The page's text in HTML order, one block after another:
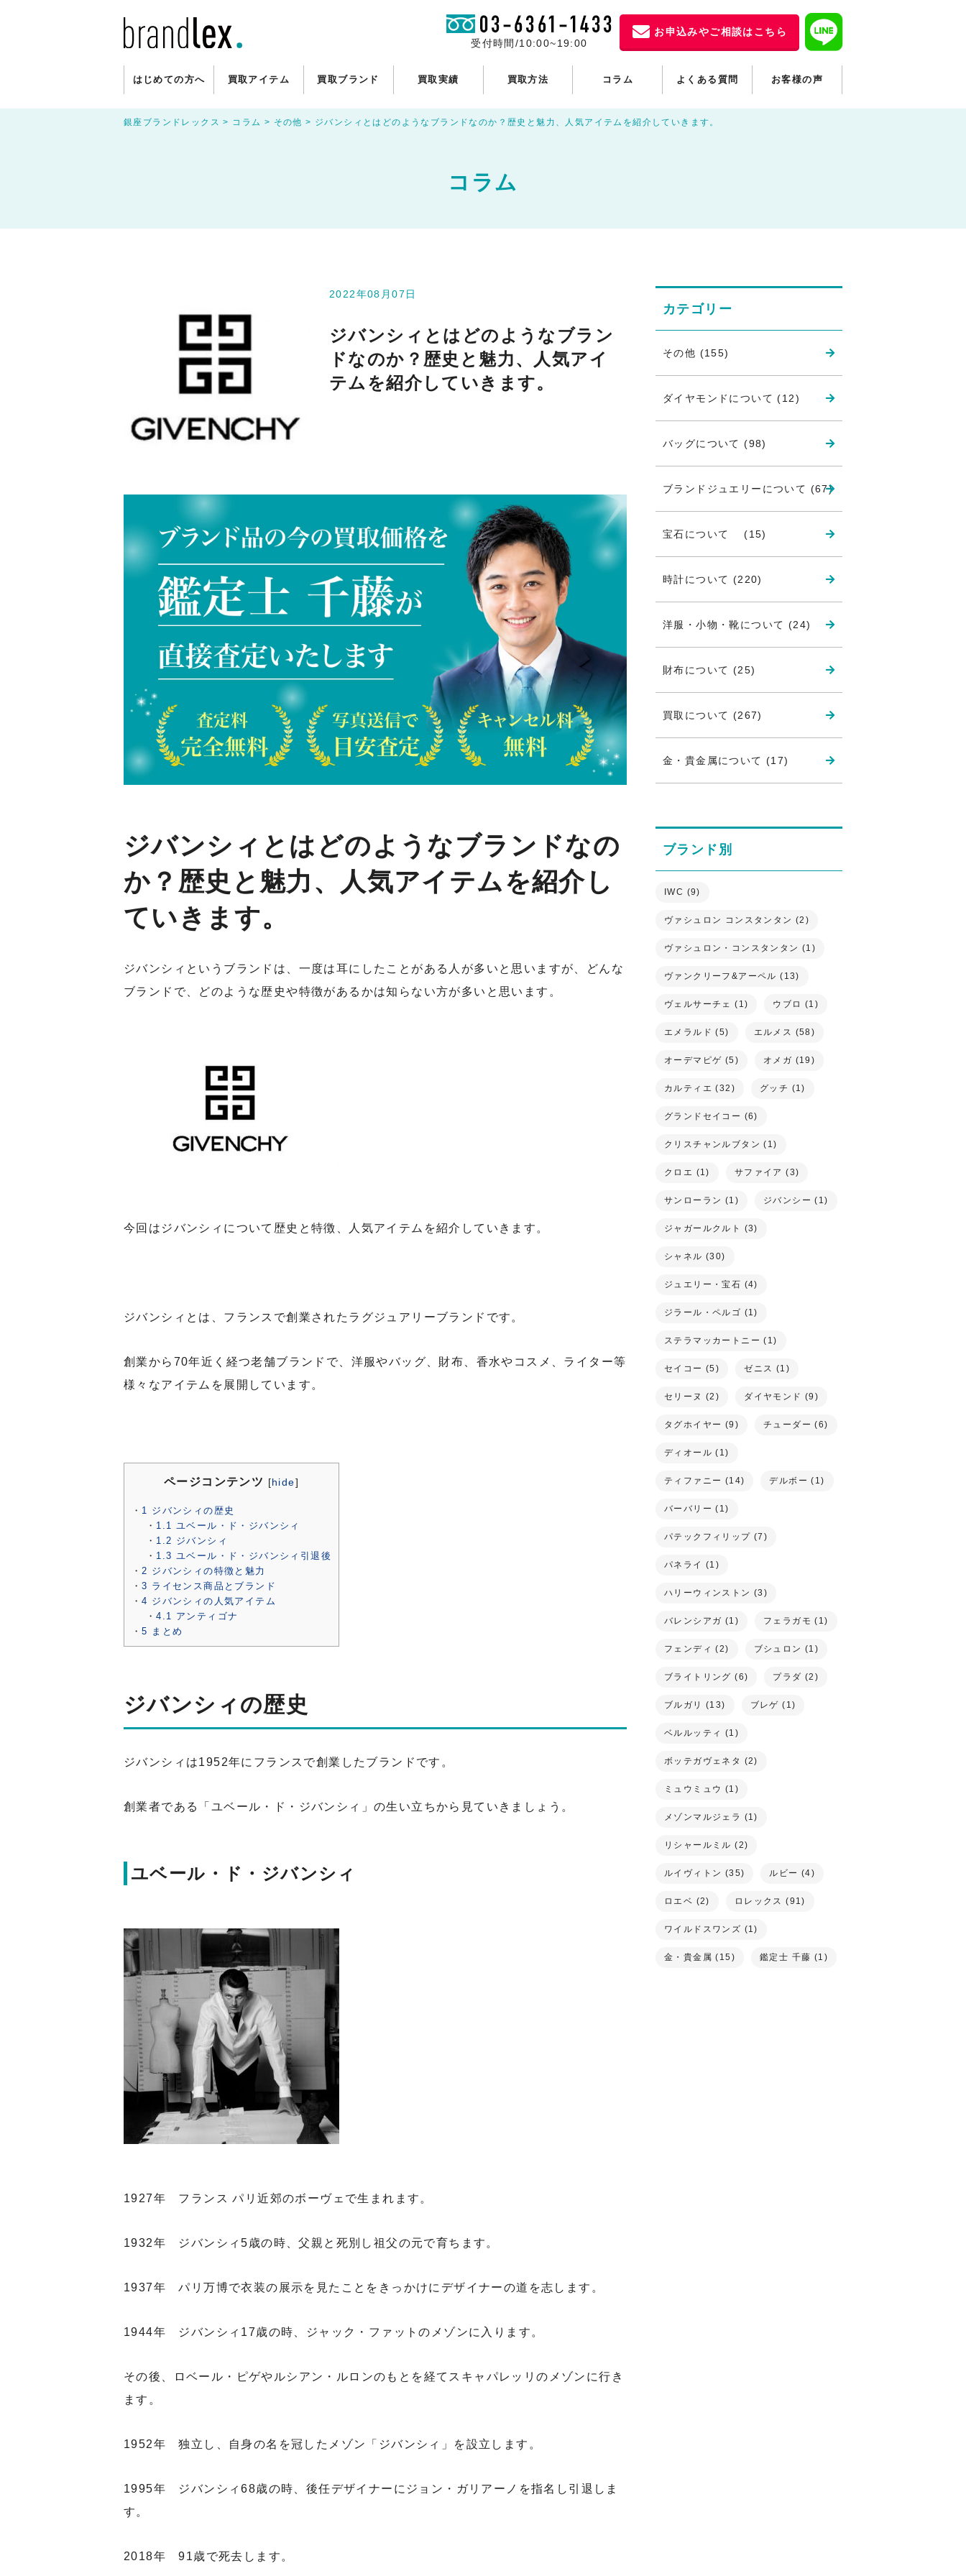
受付時間/10:00~19:00
お申込みやご相談はこちら
はじめての方へ 買取アイテム 買取ブランド 買取実績 買取方法 コラム よくある質問 お客様の声
銀座ブランドレックス > コラム > その他 > ジバンシィとはどのようなブランドなのか？歴史と魅力、人気アイテムを紹介していきます。
コラム
2022年08月07日
ジバンシィとはどのようなブラン
ドなのか？歴史と魅力、人気アイ
テムを紹介していきます。
ジバンシィとはどのようなブランドなの
か？歴史と魅力、人気アイテムを紹介し
ていきます。
ジバンシィというブランドは、一度は耳にしたことがある人が多いと思いますが、どんな
ブランドで、どのような歴史や特徴があるかは知らない方が多いと思います。
今回はジバンシィについて歴史と特徴、人気アイテムを紹介していきます。
ジバンシィとは、フランスで創業されたラグジュアリーブランドです。
創業から70年近く経つ老舗ブランドで、洋服やバッグ、財布、香水やコスメ、ライター等
様々なアイテムを展開しています。
ページコンテンツ [hide]
1 ジバンシィの歴史
1.1 ユベール・ド・ジバンシィ
1.2 ジバンシィ
1.3 ユベール・ド・ジバンシィ引退後
2 ジバンシィの特徴と魅力
3 ライセンス商品とブランド
4 ジバンシィの人気アイテム
4.1 アンティゴナ
5 まとめ
ジバンシィの歴史
ジバンシィは1952年にフランスで創業したブランドです。
創業者である「ユベール・ド・ジバンシィ」の生い立ちから見ていきましょう。
ユベール・ド・ジバンシィ
1927年 フランス パリ近郊のボーヴェで生まれます。
1932年 ジバンシィ5歳の時、父親と死別し祖父の元で育ちます。
1937年 パリ万博で衣装の展示を見たことをきっかけにデザイナーの道を志します。
1944年 ジバンシィ17歳の時、ジャック・ファットのメゾンに入ります。
その後、ロベール・ピゲやルシアン・ルロンのもとを経てスキャパレッリのメゾンに行き
ます。
1952年 独立し、自身の名を冠したメゾン「ジバンシィ」を設立します。
1995年 ジバンシィ68歳の時、後任デザイナーにジョン・ガリアーノを指名し引退しま
す。
2018年 91歳で死去します。
カテゴリー
その他 (155)
ダイヤモンドについて (12)
バッグについて (98)
ブランドジュエリーについて (67)
宝石について (15)
時計について (220)
洋服・小物・靴について (24)
財布について (25)
買取について (267)
金・貴金属について (17)
ブランド別
IWC (9)
ヴァシュロン コンスタンタン (2)
ヴァシュロン・コンスタンタン (1)
ヴァンクリーフ&アーペル (13)
ヴェルサーチェ (1) ウブロ (1)
エメラルド (5) エルメス (58)
オーデマピゲ (5) オメガ (19)
カルティエ (32) グッチ (1)
グランドセイコー (6)
クリスチャンルブタン (1)
クロエ (1) サファイア (3)
サンローラン (1) ジバンシー (1)
ジャガールクルト (3)
シャネル (30)
ジュエリー・宝石 (4)
ジラール・ペルゴ (1)
ステラマッカートニー (1)
セイコー (5) ゼニス (1)
セリーヌ (2) ダイヤモンド (9)
タグホイヤー (9) チューダー (6)
ディオール (1)
ティファニー (14) デルボー (1)
バーバリー (1)
パテックフィリップ (7)
パネライ (1)
ハリーウィンストン (3)
バレンシアガ (1) フェラガモ (1)
フェンディ (2) ブシュロン (1)
ブライトリング (6) プラダ (2)
ブルガリ (13) ブレゲ (1)
ベルルッティ (1)
ボッテガヴェネタ (2)
ミュウミュウ (1)
メゾンマルジェラ (1)
リシャールミル (2)
ルイヴィトン (35) ルビー (4)
ロエベ (2) ロレックス (91)
ワイルドスワンズ (1)
金・貴金属 (15) 鑑定士 千藤 (1)